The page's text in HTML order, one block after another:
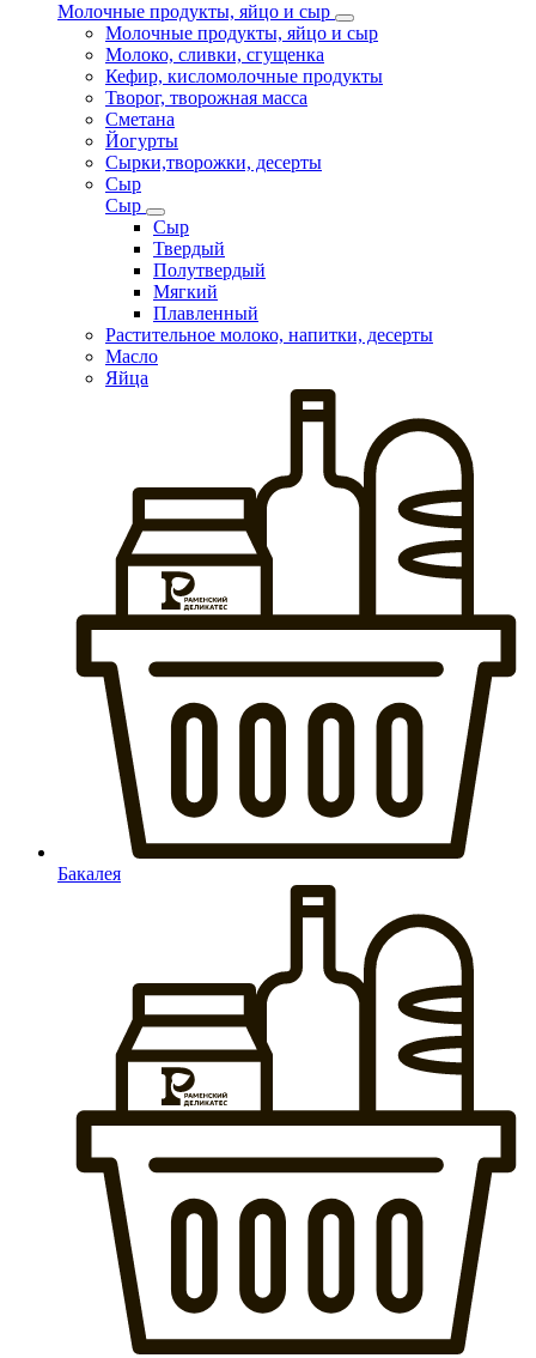
Молочные продукты, яйцо и сыр
Молочные продукты, яйцо и сыр
Молоко, сливки, сгущенка
Кефир, кисломолочные продукты
Творог, творожная масса
Сметана
Йогурты
Сырки,творожки, десерты
Сыр
Сыр
Сыр
Твердый
Полутвердый
Мягкий
Плавленный
Растительное молоко, напитки, десерты
Масло
Яйца
Бакалея